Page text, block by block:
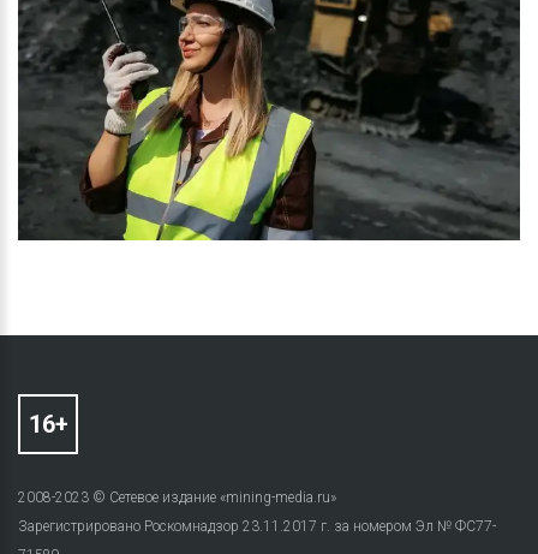
2008-2023 © Сетевое издание «mining-media.ru»
Зарегистрировано Роскомнадзор 23.11.2017 г. за номером Эл № ФС77-